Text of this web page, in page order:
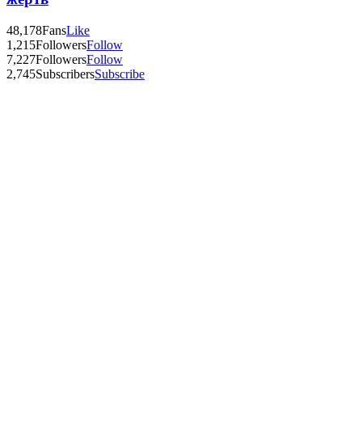
48,178FansLike
1,215FollowersFollow
7,227FollowersFollow
2,745SubscribersSubscribe